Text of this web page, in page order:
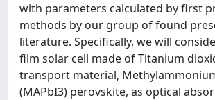
with parameters calculated by first
methods by our group of found
literature. Specifically, we will
film solar cell made of Titanium
transport material,
(MAPbI3) perovskite, as optical